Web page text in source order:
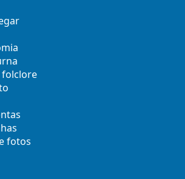
folclore
fotos